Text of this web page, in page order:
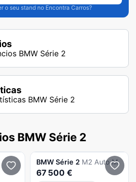
o seu stand no Encontra Carros?
BMW Série 2
BMW Série 2
BMW Série 2
BMW Série 2 M2 Auto M
67 500 €